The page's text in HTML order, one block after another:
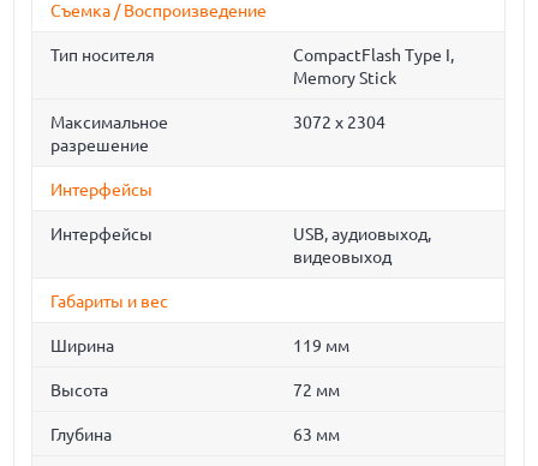
Съемка / Воспроизведение
Тип носителя
CompactFlash Type I,
Memory Stick
Максимальное
разрешение
3072 x 2304
Интерфейсы
Интерфейсы
USB, аудиовыход,
видеовыход
Габариты и вес
Ширина 119 мм
Высота 72 мм
Глубина 63 мм